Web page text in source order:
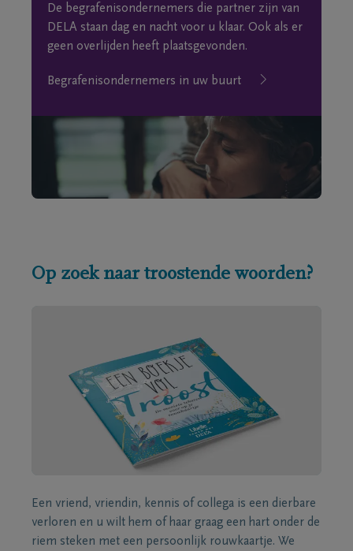
De begrafenisondernemers die partner zijn van
DELA staan dag en nacht voor u klaar. Ook als er
geen overlijden heeft plaatsgevonden.
Begrafenisondernemers in uw buurt
Op zoek naar troostende woorden?
Een vriend, vriendin, kennis of collega is een dierbare
verloren en u wilt hem of haar graag een hart onder de
riem steken met een persoonlijk rouwkaartje. We